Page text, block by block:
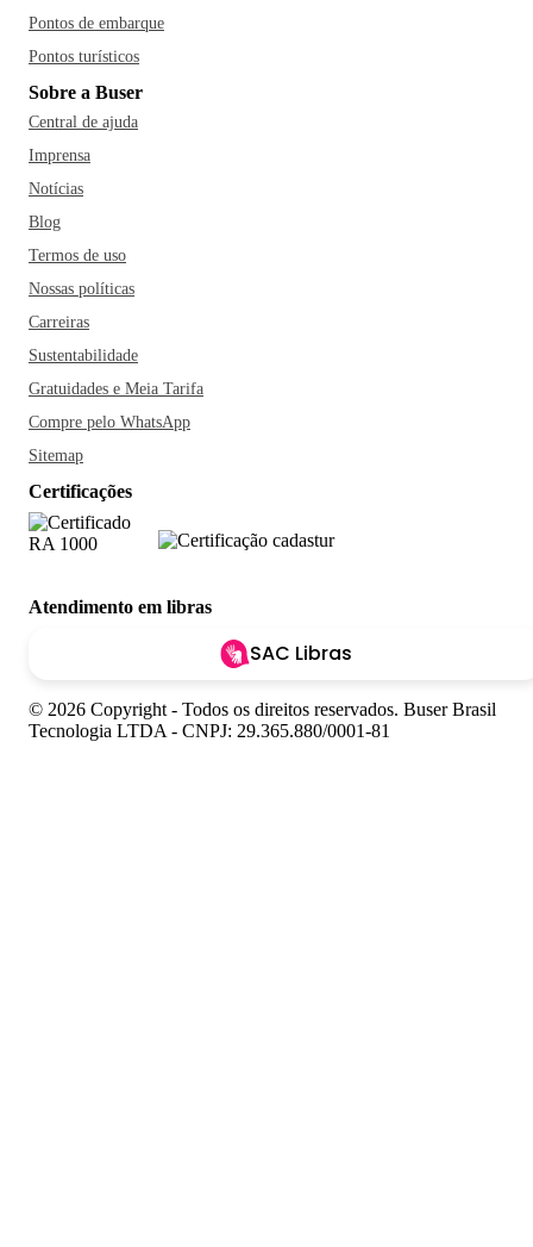
Pontos de embarque
Pontos turísticos
Sobre a Buser
Central de ajuda
Imprensa
Notícias
Blog
Termos de uso
Nossas políticas
Carreiras
Sustentabilidade
Gratuidades e Meia Tarifa
Compre pelo WhatsApp
Sitemap
Certificações
Atendimento em libras
SAC Libras
© 2026 Copyright - Todos os direitos reservados. Buser Brasil
Tecnologia LTDA - CNPJ: 29.365.880/0001-81